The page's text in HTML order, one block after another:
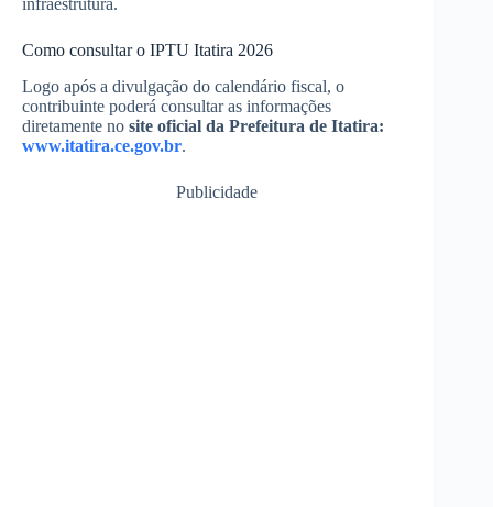
Como consultar o IPTU Itatira 2026
Logo após a divulgação do calendário fiscal, o
contribuinte poderá consultar as informações
diretamente no site oficial da Prefeitura de Itatira:
www.itatira.ce.gov.br.
Publicidade